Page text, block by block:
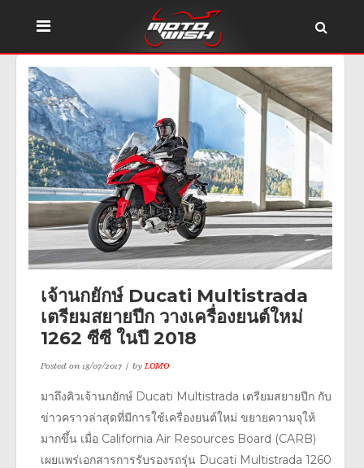
เจ้านกยักษ์ Ducati Multistrada
เตรียมสยายปีก วางเครื่องยนต์ใหม่
1262 ซีซี ในปี 2018
Posted on18/07/2017 byLOMO
มาถึงคิวเจ้านกยักษ์ Ducati Multistrada เตรียมสยายปีก กับ
ข่าวคราวล่าสุดที่มีการใช้เครื่องยนต์ใหม่ ขยายความจุให้
มากขึ้น เมื่อ California Air Resources Board (CARB)
เผยแพร่เอกสารการรับรองรถรุ่น Ducati Multistrada 1260